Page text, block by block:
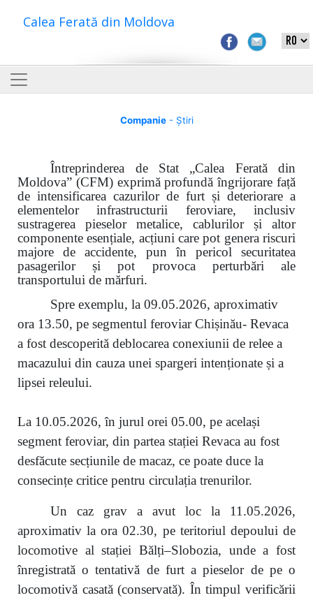
Calea Ferată din Moldova
Companie- Știri
Întreprinderea de Stat „Calea Ferată din
Moldova” (CFM) exprimă profundă îngrijorare față
de intensificarea cazurilor de furt și deteriorare a
elementelor infrastructurii feroviare, inclusiv
sustragerea pieselor metalice, cablurilor și altor
componente esențiale, acțiuni care pot genera riscuri
majore de accidente, pun în pericol securitatea
pasagerilor și pot provoca perturbări ale
transportului de mărfuri.
Spre exemplu, la 09.05.2026, aproximativ
ora 13.50, pe segmentul feroviar Chișinău- Revaca
a fost descoperită deblocarea conexiunii de relee a
macazului din cauza unei spargeri intenționate și a
lipsei releului.
La 10.05.2026, în jurul orei 05.00, pe același
segment feroviar, din partea stației Revaca au fost
desfăcute secțiunile de macaz, ce poate duce la
consecințe critice pentru circulația trenurilor.
Un caz grav a avut loc la 11.05.2026,
aproximativ la ora 02.30, pe teritoriul depoului de
locomotive al stației Bălți–Slobozia, unde a fost
înregistrată o tentativă de furt a pieselor de pe o
locomotivă casată (conservată). În timpul verificării